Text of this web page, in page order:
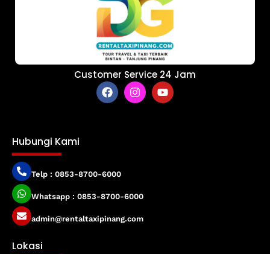
Customer Service 24 Jam
Hubungi Kami
Telp : 0853-8700-6000
Whatsapp : 0853-8700-6000
admin@rentaltaxipinang.com
Lokasi